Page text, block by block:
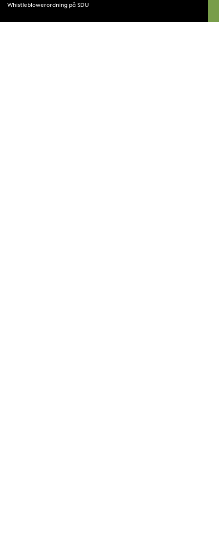
Whistleblowerordning på SDU